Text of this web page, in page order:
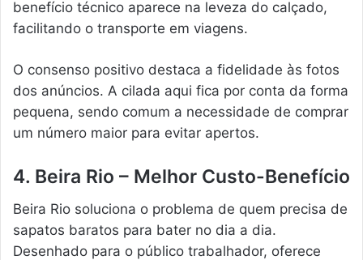
benefício técnico aparece na leveza do calçado,
facilitando o transporte em viagens.
O consenso positivo destaca a fidelidade às fotos
dos anúncios. A cilada aqui fica por conta da forma
pequena, sendo comum a necessidade de comprar
um número maior para evitar apertos.
4. Beira Rio – Melhor Custo-Benefício
Beira Rio soluciona o problema de quem precisa de
sapatos baratos para bater no dia a dia.
Desenhado para o público trabalhador, oferece